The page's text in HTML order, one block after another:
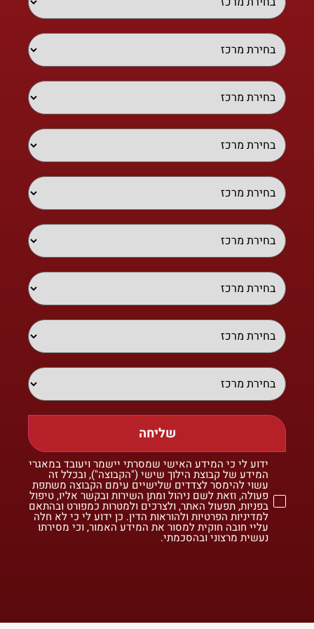
שליחה
ידוע לי כי המידע האישי שמסרתי יישמר ויעובד במאגרי
המידע של קבוצת הילוך שישי ("הקבוצה"), ובכלל זה
עשוי להימסר לצדדים שלישיים עימם הקבוצה משתפת
פעולה, וזאת לשם ניהול ומתן השירות ובקשר אליו, טיפול
בפניות, תפעול האתר, ולצרכים ולמטרות כמפורט ובהתאם
למדיניות הפרטיות ולהוראות הדין. כן ידוע לי כי לא חלה
עליי חובה חוקית למסור את המידע האמור, וכי מסירתו
נעשית מרצוני ובהסכמתי.